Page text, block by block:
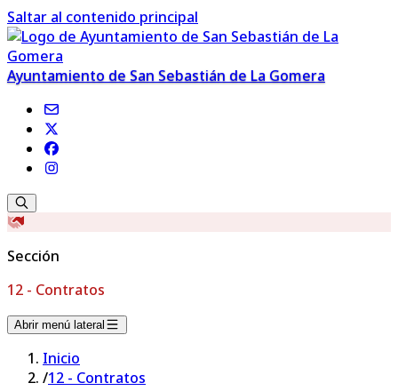
Saltar al contenido principal
Ayuntamiento de San Sebastián de La Gomera
Sección
12 - Contratos
Abrir menú lateral
Inicio
/12 - Contratos